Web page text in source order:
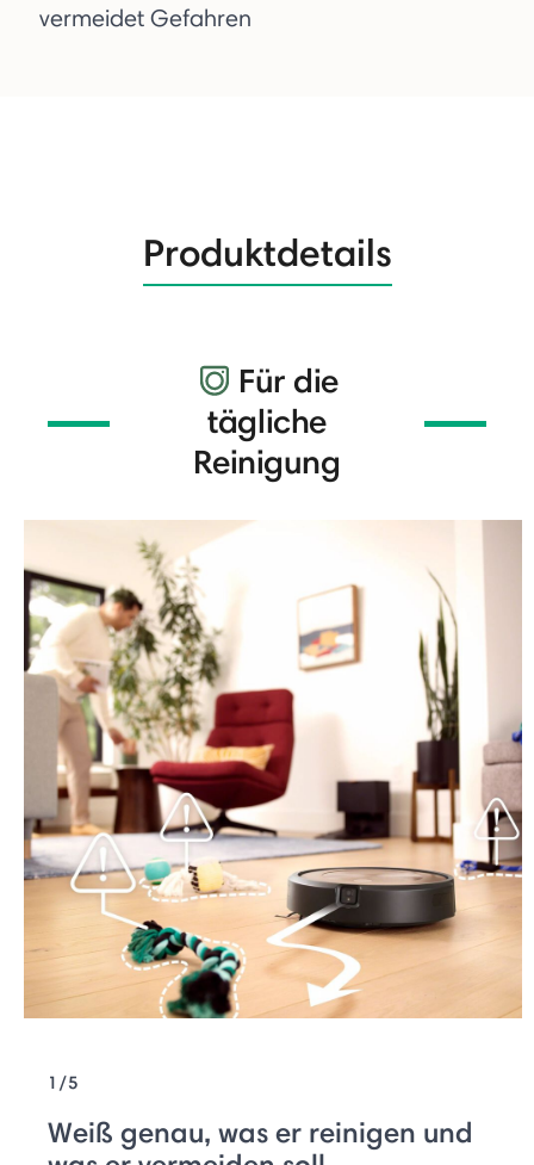
vermeidet Gefahren
Produktdetails
Für die
tägliche
Reinigung
1/5
Weiß genau, was er reinigen und